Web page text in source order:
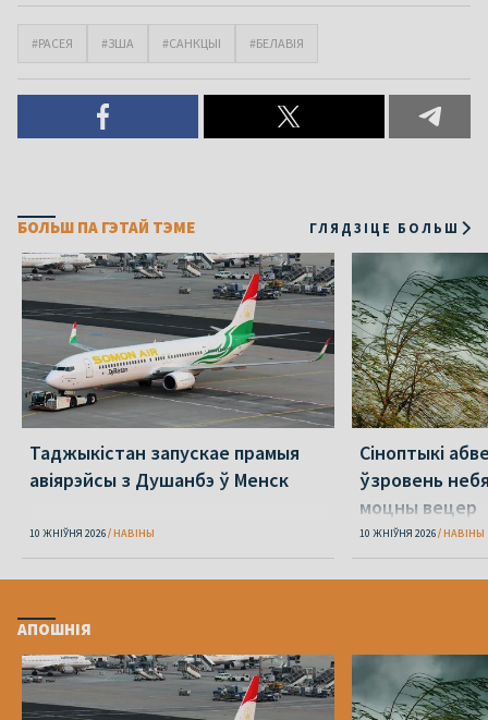
#РАСЕЯ #ЗША #САНКЦЫІ #БЕЛАВІЯ
БОЛЬШ ПА ГЭТАЙ ТЭМЕ ГЛЯДЗІЦЕ БОЛЬШ
Таджыкістан запускае прамыя
авіярэйсы з Душанбэ ў Менск
10 ЖНІЎНЯ 2026 НАВІНЫ
Сіноптыкі
ўзровень
моцны вецер
10 ЖНІЎНЯ 2026 НАВІНЫ
АПОШНІЯ